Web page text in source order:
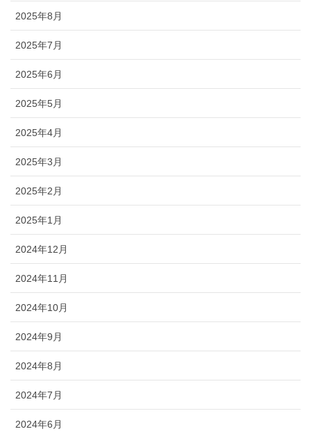
2025年8月
2025年7月
2025年6月
2025年5月
2025年4月
2025年3月
2025年2月
2025年1月
2024年12月
2024年11月
2024年10月
2024年9月
2024年8月
2024年7月
2024年6月